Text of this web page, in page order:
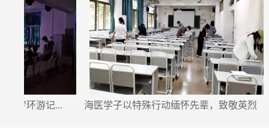
环游记... 海医学子以特殊行动缅怀先辈，致敬英烈